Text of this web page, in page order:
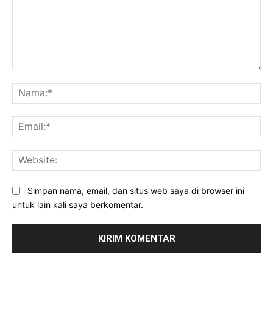
Simpan nama, email, dan situs web saya di browser ini
untuk lain kali saya berkomentar.